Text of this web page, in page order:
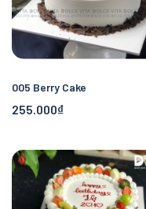
005 Berry Cake
255.000₫